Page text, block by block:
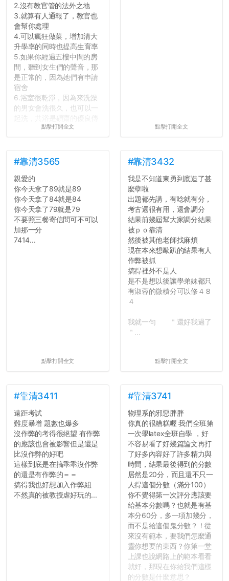
2.沒有教官管的法外之地
3.就算有人通報了，教官也
會幫你處理
4.可以瘋狂做菜，增加清大
升學率的同時也提高生育率
5.如果你經過五樓中間的房
間，聽到女生們的聲音，那
是正常的，因為她們有申請
宿舍
6.浴室很乾淨，因為來洗澡
的男女會洗很久，也可以一
舍房間，都歡迎留言讓我知
道...
點擊打開全文 點擊打開全文
#靠清3565
親愛的
你今天拿了89就是89
你今天拿了84就是84
你今天拿了79就是79
不要照三餐寄信問可不可以
加那一分
7414...
點擊打開全文
#靠清3432
我是不知道東勇到底造了甚
麼孽啦
出題都先講，有唸就有分，
考古還很有用，還會調分
結果前幾屆幫大家調分結果
被ｐｏ靠清
然後被其他老師找麻煩
現在本來想歐趴的結果有人
作弊被抓
搞得裡外不是人
是不是想以後讓學弟妹都只
有淑蓉的微積分可以修４８
４
我就一句 ＂還好我過了
＂...
點擊打開全文
#靠清3411
遠距考試
難度暴增 題數也爆多
沒作弊的考得很絕望 有作弊
的應該也會被影響但是還是
比沒作弊的好吧
這樣到底是在搞乖乖沒作弊
的還是有作弊的＝＝
搞得我也好想加入作弊組
不然真的被教授虐好玩的...
#靠清3741
物理系的邪惡胖胖
你真的很糟糕喔 我們全班第
一次學latex全班自學 ，好
不容易看了好幾篇論文再打
了好多內容好了許多精力與
時間，結果最後得到的分數
居然是20分，而且還不只一
人得這個分數（滿分100）
你不覺得第一次評分應該要
給基本分數嗎？也就是有基
本分60分，多一項加幾分，
而不是給這個鬼分數？！從
來沒有範本，要我們怎麼通
靈你想要的東西？你第一堂
上課也說網路上的範本看看
就好，那現在你給我們這樣
的分數是什麼意思？